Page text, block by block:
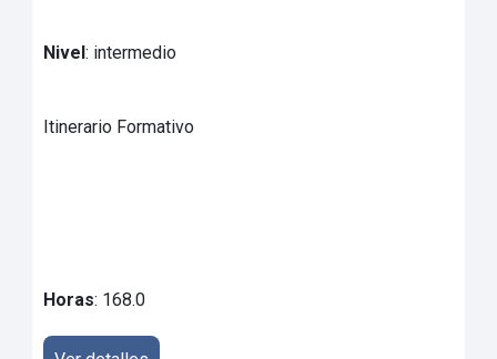
Nivel : intermedio
Itinerario Formativo
Horas: 168.0